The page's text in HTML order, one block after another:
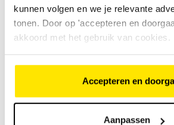
kunnen volgen en we je relevante
tonen. Door op 'accepteren en
akkoord met het gebruik van cookies.
Accepteren en
Aanpassen
Dankzij deBosch Performance
is de Altura PT Pro geschikt voor
kilometers maken. Tegenwind,
comfortabel blijft rijden.
Batavus Finez –